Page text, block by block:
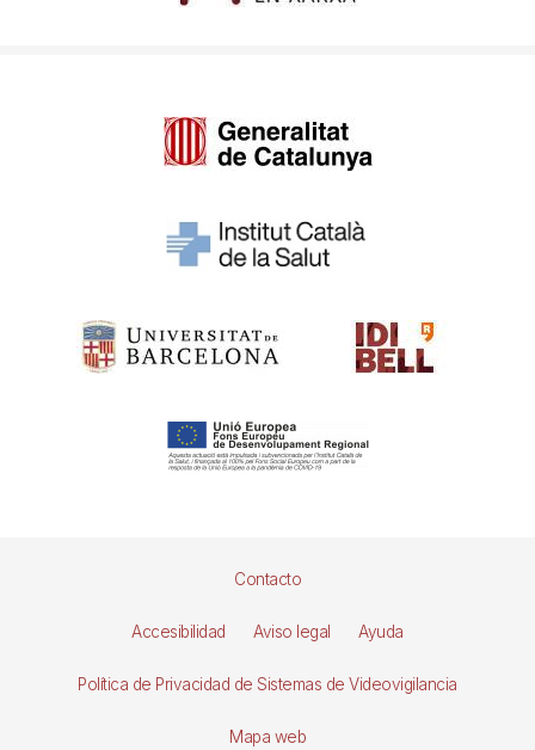
Contacto
Accesibilidad Aviso legal Ayuda
Política de Privacidad de Sistemas de Videovigilancia
Mapa web